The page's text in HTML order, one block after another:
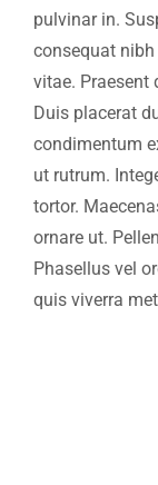
pulvinar in.
consequat
vitae. Praesent
Duis placerat
condimentum
ut rutrum.
tortor.
ornare ut.
Phasellus vel
quis viverra